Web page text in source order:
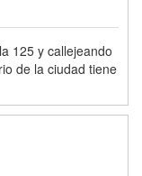
125 y callejeando
de la ciudad tiene